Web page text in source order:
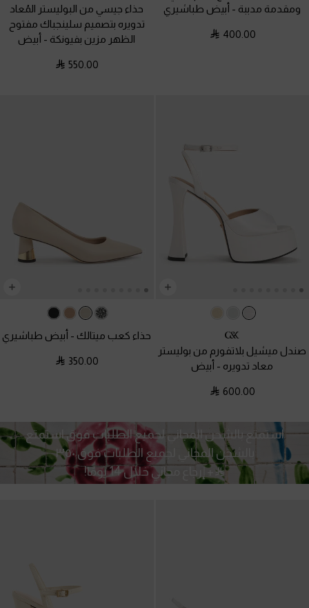
ومقدمة مدببة - أبيض طباشيري
400.00
حذاء جيسي من البوليستر المُعاد
تدويره بتصميم سلينجباك مفتوح
الظهر مزين بفيونكة - أبيض
550.00
صندل ميشيل بلاتفورم من بوليستر
معاد تدويره - أبيض
600.00
حذاء كعب ميتالك - أبيض طباشيري
350.00
استمتع بالشحن المجاني لجميع الطلبات فوق استمتع
بالشحن المجاني لجميع الطلبات فوق ٣٥٠
+ إرجاع مجاني خلال 14 يومًا!